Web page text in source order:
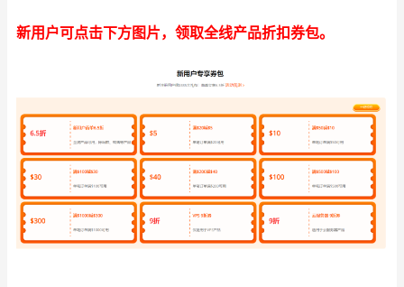
新用户可点击下方图片，领取全线产品折扣券包。